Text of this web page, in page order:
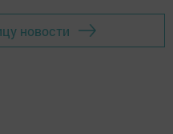
новости